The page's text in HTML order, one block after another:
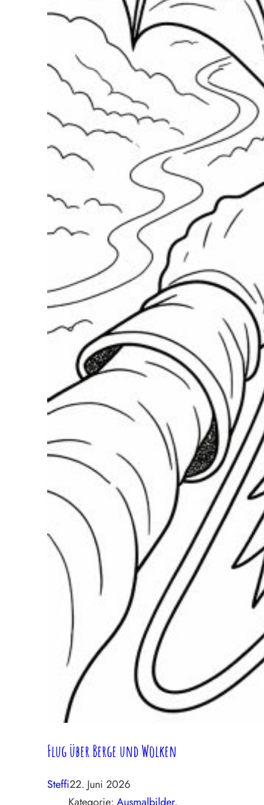
Flug über Berge und Wolken
Steffi22. Juni 2026
Kategorie: Ausmalbilder